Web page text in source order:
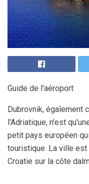
Guide de l'aéroport
Dubrovnik, également
l'Adriatique, n'est
petit pays européen
touristique. La ville
Croatie sur la côte